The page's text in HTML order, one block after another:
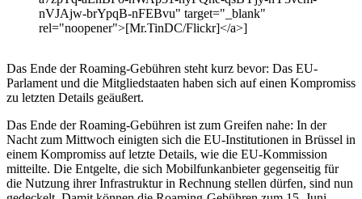
nVJAjw-brYpqB-nFEBvu" target="_blank"
rel="noopener">[Mr.TinDC/Flickr]</a>]
Das Ende der Roaming-Gebühren steht kurz bevor: Das EU-
Parlament und die Mitgliedstaaten haben sich auf einen Kompromiss
zu letzten Details geäußert.
Das Ende der Roaming-Gebühren ist zum Greifen nahe: In der
Nacht zum Mittwoch einigten sich die EU-Institutionen in Brüssel in
einem Kompromiss auf letzte Details, wie die EU-Kommission
mitteilte. Die Entgelte, die sich Mobilfunkanbieter gegenseitig für
die Nutzung ihrer Infrastruktur in Rechnung stellen dürfen, sind nun